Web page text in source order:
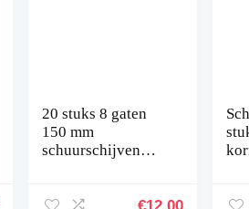
20 stuks 8 gaten
150 mm
schuurschijven
excenterschuurmac